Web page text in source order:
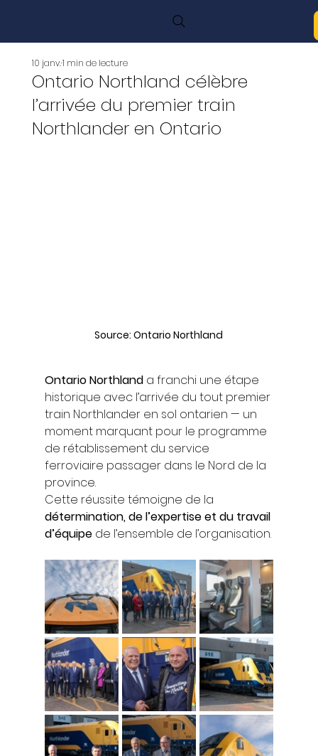
Ontario Northland célèbre
l’arrivée du premier train
Northlander en Ontario
10 janv.1 min de lecture
Source: Ontario Northland
Ontario Northland a franchi une étape
historique avec l’arrivée du tout premier
train Northlander en sol ontarien — un
moment marquant pour le programme
de rétablissement du service
ferroviaire passager dans le Nord de la
province.
Cette réussite témoigne de la
détermination, de l’expertise et du travail
d’équipe de l’ensemble de l’organisation.